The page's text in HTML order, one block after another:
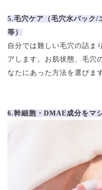
5.毛穴ケア（毛穴水パック/
等）
自分では難しい毛穴の詰ま
アします。お肌状態、毛穴
なたにあった方法を選びま
6.幹細胞・DMAE成分をマ